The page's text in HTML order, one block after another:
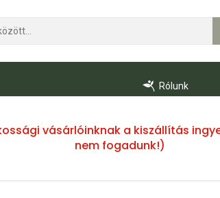
Rólunk
vásárlóinknak a kiszállítás
nem fogadunk!)